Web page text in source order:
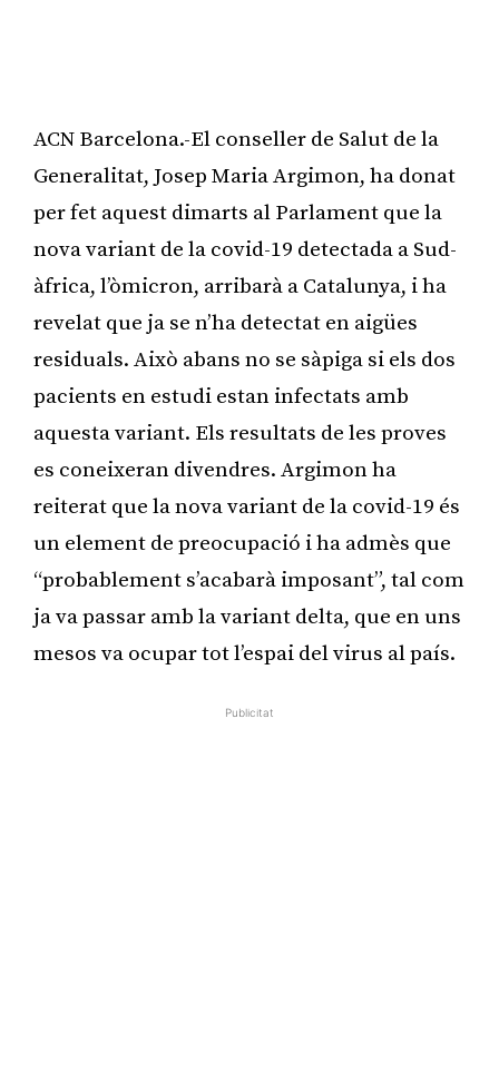
ACN Barcelona.-El conseller de Salut de la
Generalitat, Josep Maria Argimon, ha donat
per fet aquest dimarts al Parlament que la
nova variant de la covid-19 detectada a Sud-
àfrica, l’òmicron, arribarà a Catalunya, i ha
revelat que ja se n’ha detectat en aigües
residuals. Això abans no se sàpiga si els dos
pacients en estudi estan infectats amb
aquesta variant. Els resultats de les proves
es coneixeran divendres. Argimon ha
reiterat que la nova variant de la covid-19 és
un element de preocupació i ha admès que
“probablement s’acabarà imposant”, tal com
ja va passar amb la variant delta, que en uns
mesos va ocupar tot l’espai del virus al país.
Publicitat